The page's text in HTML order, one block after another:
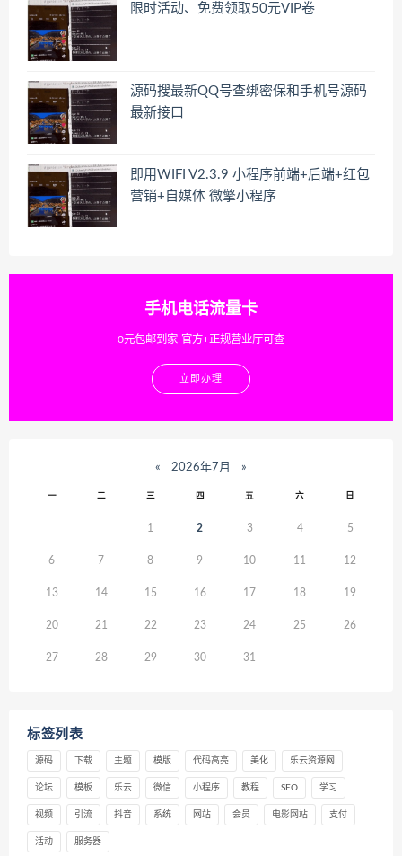
限时活动、免费领取50元VIP卷
源码搜最新QQ号查绑密保和手机号源码
最新接口
即用WIFI V2.3.9 小程序前端+后端+红包
营销+自媒体 微擎小程序
手机电话流量卡
0元包邮到家-官方+正规营业厅可查
立即办理
« 2026年7月 »
一 二 三 四 五 六 日
1 2 3 4 5
6 7 8 9 10 11 12
13 14 15 16 17 18 19
20 21 22 23 24 25 26
27 28 29 30 31
标签列表
源码 下载 主题 模版 代码高亮 美化 乐云资源网
论坛 模板 乐云 微信 小程序 教程 SEO 学习
视频 引流 抖音 系统 网站 会员 电影网站 支付
活动 服务器